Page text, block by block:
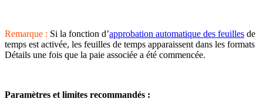
Remarque : Si la fonction d’approbation automatique des feuilles de
temps est activée, les feuilles de temps apparaissent dans les formats
Détails une fois que la paie associée a été commencée.
Paramètres et limites recommandés :